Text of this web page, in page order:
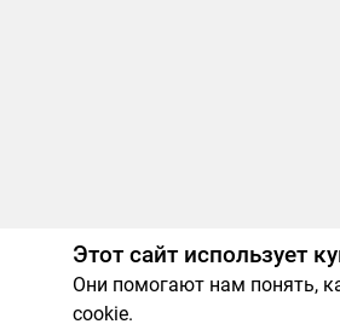
Этот сайт использует
Они помогают нам понять,
cookie.